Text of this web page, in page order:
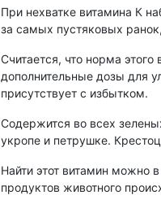
При нехватке витамина К
за самых пустяковых
Считается, что норма
дополнительные дозы для
присутствует с избытком.
Содержится во всех
укропе и петрушке.
Найти этот витамин можно
продуктов животного